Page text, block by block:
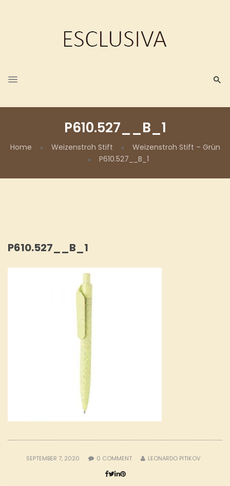
P610.527__B_1
Home Weizenstroh Stift
Weizenstroh Stift – Grün
P610.527__B_1
P610.527__B_1
SEPTEMBER 7, 2020 0 COMMENT LEONARDO PITIKOV